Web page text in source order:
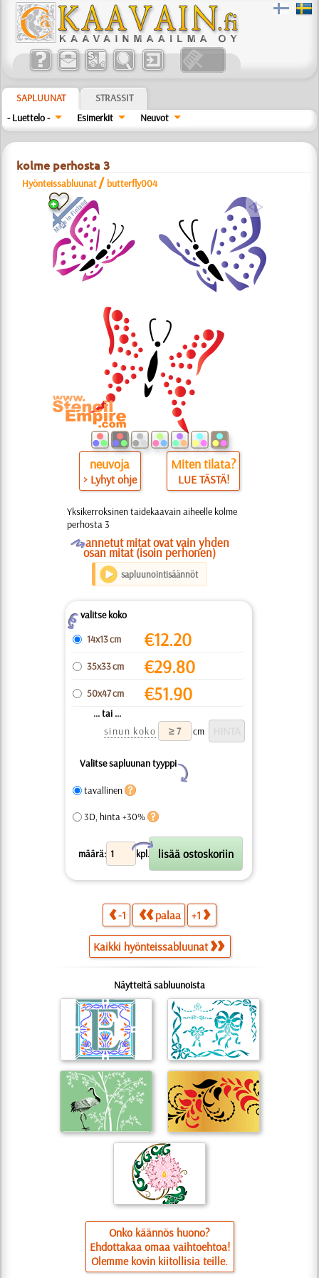
SAPLUUNAT
STRASSIT
- Luettelo -
Esimerkit Neuvot
kolme perhosta 3
Hyönteissabluunat / butterfly004
a
neuvoja
> Lyhyt ohje
Miten tilata?
LUE TÄSTÄ!
Yksikerroksinen taidekaavain aiheelle kolme
perhosta 3
Oannetut mitat ovat vain yhden
osan mitat (isoin perhonen)
sapluunointisäännöt
Zvalitse koko
14x13 cm
€12.20
35x33 cm €29.80
50x47 cm €51.90
... tai ...
sinun koko
cm
Valitse sapluunan tyyppi
Y
tavallinen
3D, hinta +30%
määrä: kpl.
X
-1 palaa +1
Kaikki hyönteissabluunat
Näytteitä sabluunoista
Onko käännös huono?
Ehdottakaa omaa vaihtoehtoa!
Olemme kovin kiitollisia teille.